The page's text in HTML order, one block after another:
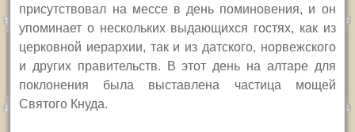
присутствовал на мессе в день поминовения, и он
упоминает о нескольких выдающихся гостях, как из
церковной иерархии, так и из датского, норвежского
и других правительств. В этот день на алтаре для
поклонения была выставлена частица мощей
Святого Кнуда.